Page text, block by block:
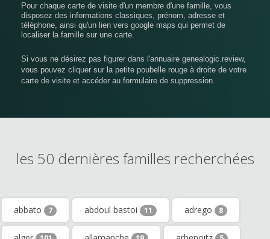
Pour chaque carte de visite d'un membre d'une famille, vous
disposez des informations classiques, prénom, adresse et
téléphone, ainsi qu'un lien vers google maps qui permet de
localiser la famille sur une carte.
Si vous ne désirez pas figurer dans l'annuaire genealogic.review,
vous pouvez cliquer sur la petite poubelle rouge à droite de votre
carte de visite et accéder au formulaire de suppression.
les 50 dernières familles recherchées
abbato 7 abdoul bastoi 11 adrego 8